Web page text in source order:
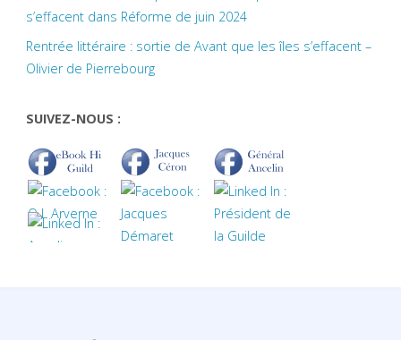
s’effacent dans Réforme de juin 2024
Rentrée littéraire : sortie de Avant que les îles s’effacent –
Olivier de Pierrebourg
SUIVEZ-NOUS :